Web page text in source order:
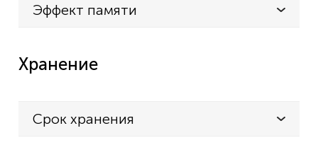
Эффект памяти
Хранение
Срок хранения